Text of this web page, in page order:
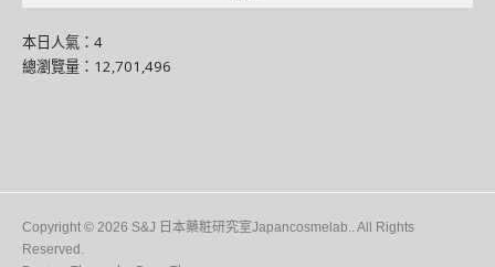
本日人氣：4
總瀏覽量：12,701,496
Copyright © 2026 S&J 日本藥粧研究室Japancosmelab.. All Rights
Reserved.